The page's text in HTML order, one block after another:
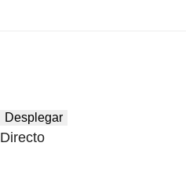
Desplegar
Directo